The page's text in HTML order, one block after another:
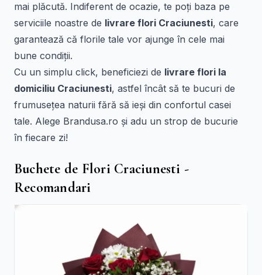
mai plăcută. Indiferent de ocazie, te poți baza pe
serviciile noastre de livrare flori Craciunesti, care
garantează că florile tale vor ajunge în cele mai
bune condiții.
Cu un simplu click, beneficiezi de livrare flori la
domiciliu Craciunesti, astfel încât să te bucuri de
frumusețea naturii fără să ieși din confortul casei
tale. Alege Brandusa.ro și adu un strop de bucurie
în fiecare zi!
Buchete de Flori Craciunesti -
Recomandari